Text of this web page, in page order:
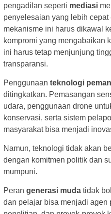
pengadilan seperti mediasi
penyelesaian yang lebih cepat
mekanisme ini harus dikawal
kompromi yang mengabaikan
ini harus tetap menjunjung
transparansi.
Penggunaan teknologi
ditingkatkan. Pemasangan
udara, penggunaan drone
konservasi, serta sistem
masyarakat bisa menjadi
Namun, teknologi tidak akan
dengan komitmen politik dan
mumpuni.
Peran generasi muda tidak
dan pelajar bisa menjadi agen